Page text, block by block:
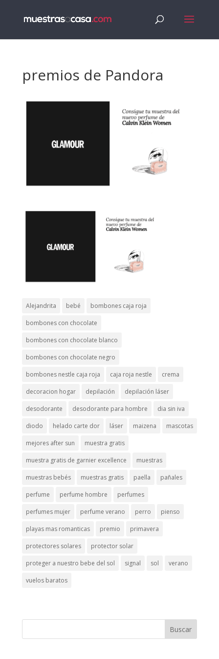
premios de Pandora
Alejandrita bebé bombones caja roja
bombones con chocolate
bombones con chocolate blanco
bombones con chocolate negro
bombones nestle caja roja caja roja nestle crema
decoracion hogar depilación depilación láser
desodorante desodorante para hombre dia sin iva
diodo helado carte dor láser maizena mascotas
mejores after sun muestra gratis
muestra gratis de garnier excellence muestras
muestras bebés muestras gratis paella pañales
perfume perfume hombre perfumes
perfumes mujer perfume verano perro pienso
playas mas romanticas premio primavera
protectores solares protector solar
proteger a nuestro bebe del sol signal sol verano
vuelos baratos